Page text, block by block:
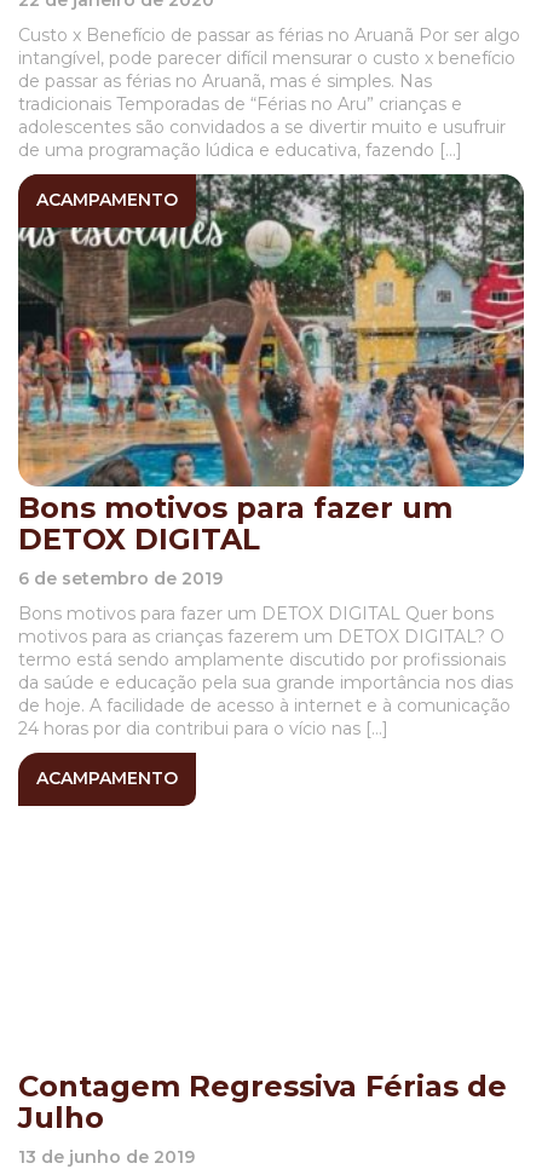
Custo x Benefício de passar as férias no Aruanã Por ser algo
intangível, pode parecer difícil mensurar o custo x benefício
de passar as férias no Aruanã, mas é simples. Nas
tradicionais Temporadas de “Férias no Aru” crianças e
adolescentes são convidados a se divertir muito e usufruir
de uma programação lúdica e educativa, fazendo […]
ACAMPAMENTO
Bons motivos para fazer um
DETOX DIGITAL
6 de setembro de 2019
Bons motivos para fazer um DETOX DIGITAL Quer bons
motivos para as crianças fazerem um DETOX DIGITAL? O
termo está sendo amplamente discutido por profissionais
da saúde e educação pela sua grande importância nos dias
de hoje. A facilidade de acesso à internet e à comunicação
24 horas por dia contribui para o vício nas […]
ACAMPAMENTO
Contagem Regressiva Férias de
Julho
13 de junho de 2019